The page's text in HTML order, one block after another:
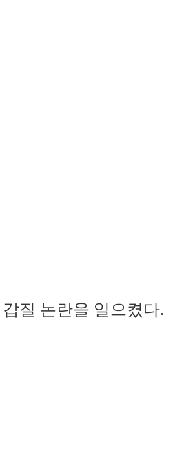
질 논란을 일으켰다.